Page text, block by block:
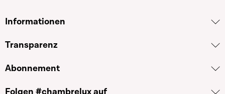
Informationen
Transparenz
Abonnement